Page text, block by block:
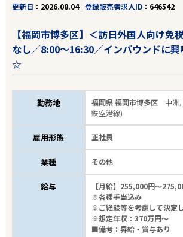
更新日
2026.08.04 登録販売者求人ID 646542
【福岡市博多区】＜訪日外国人向け免
なし／8:00～16:30／インバウンドに
☆
勤務地 福岡県 福岡市博多区 中洲
鉄空港線)
雇用形態 正社員
業種 その他
給与
【月給】255,000円～
※各種手当込み
※ご経験等を考慮して決定し
※想定年収：370万円～
■備考：昇給・賞与あり